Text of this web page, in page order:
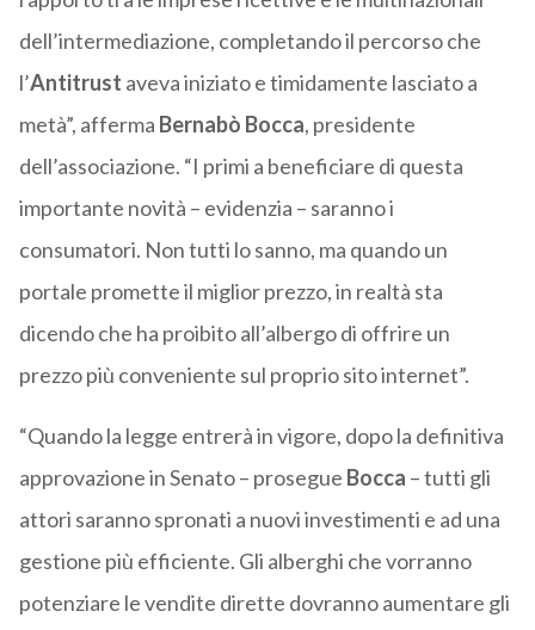
dell’intermediazione, completando il percorso che
l’Antitrust aveva iniziato e timidamente lasciato a
metà”, afferma Bernabò Bocca, presidente
dell’associazione. “I primi a beneficiare di questa
importante novità – evidenzia – saranno i
consumatori. Non tutti lo sanno, ma quando un
portale promette il miglior prezzo, in realtà sta
dicendo che ha proibito all’albergo di offrire un
prezzo più conveniente sul proprio sito internet”.
“Quando la legge entrerà in vigore, dopo la definitiva
approvazione in Senato – prosegue Bocca – tutti gli
attori saranno spronati a nuovi investimenti e ad una
gestione più efficiente. Gli alberghi che vorranno
potenziare le vendite dirette dovranno aumentare gli